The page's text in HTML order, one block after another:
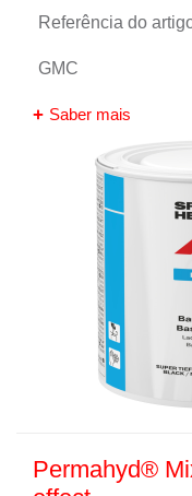
Referência do
GMC
Saber mais
Permahyd®